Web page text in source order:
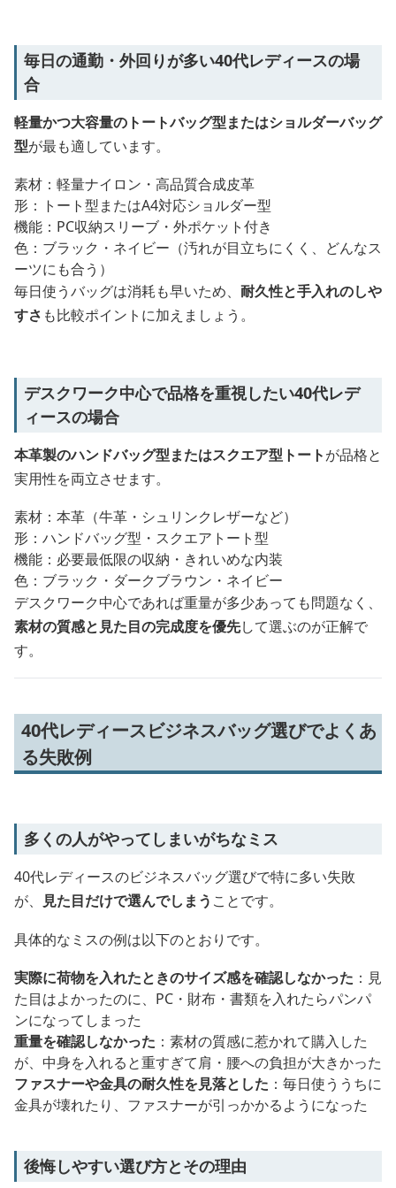
毎日の通勤・外回りが多い40代レディースの場
合
軽量かつ大容量のトートバッグ型またはショルダーバッグ
型が最も適しています。
素材：軽量ナイロン・高品質合成皮革
形：トート型またはA4対応ショルダー型
機能：PC収納スリーブ・外ポケット付き
色：ブラック・ネイビー（汚れが目立ちにくく、どんなス
ーツにも合う）
毎日使うバッグは消耗も早いため、 耐久性と手入れのしや
すさ も比較ポイントに加えましょう。
デスクワーク中心で品格を重視したい40代レデ
ィースの場合
本革製のハンドバッグ型またはスクエア型トートが品格と
実用性を両立させます。
素材：本革（牛革・シュリンクレザーなど）
形：ハンドバッグ型・スクエアトート型
機能：必要最低限の収納・きれいめな内装
色：ブラック・ダークブラウン・ネイビー
デスクワーク中心であれば重量が多少あっても問題なく、
素材の質感と見た目の完成度を優先して選ぶのが正解で
す。
40代レディースビジネスバッグ選びでよくあ
る失敗例
多くの人がやってしまいがちなミス
40代レディースのビジネスバッグ選びで特に多い失敗
が、
見た目だけで選んでしまう ことです。
具体的なミスの例は以下のとおりです。
実際に荷物を入れたときのサイズ感を確認しなかった ：見
た目はよかったのに、PC・財布・書類を入れたらパンパ
ンになってしまった
重量を確認しなかった ：素材の質感に惹かれて購入した
が、中身を入れると重すぎて肩・腰への負担が大きかった
ファスナーや金具の耐久性を見落とした ：毎日使ううちに
金具が壊れたり、ファスナーが引っかかるようになった
後悔しやすい選び方とその理由